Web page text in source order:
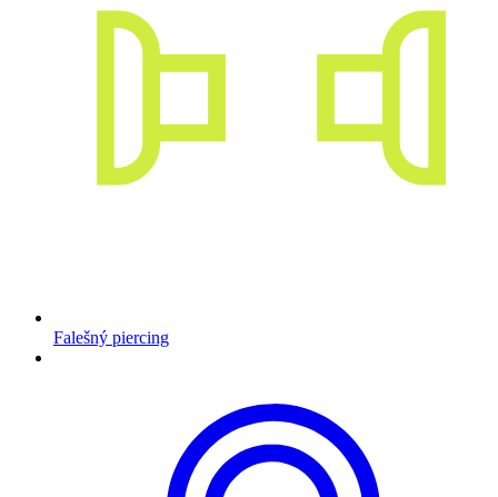
Falešný piercing